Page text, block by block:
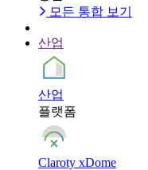
모든 통합 보기
산업
산업
플랫폼
Claroty xDome